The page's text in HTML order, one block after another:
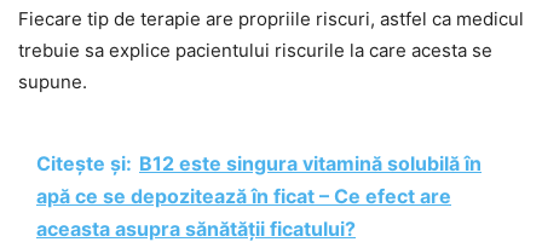
Fiecare tip de terapie are propriile riscuri, astfel ca medicul
trebuie sa explice pacientului riscurile la care acesta se
supune.
Citește și: B12 este singura vitamină solubilă în
apă ce se depozitează în ficat – Ce efect are
aceasta asupra sănătății ficatului?